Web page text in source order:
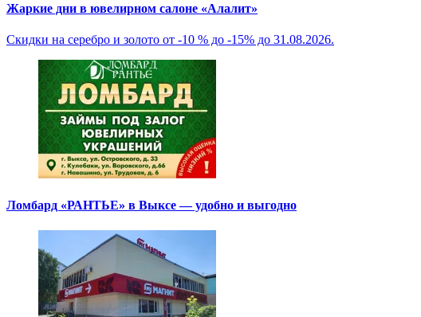
Жаркие дни в ювелирном салоне «Алалит»
Скидки на серебро и золото от -10 % до -15% до 31.08.2026.
Ломбард «РАНТЬЕ» в Выксе — удобно и выгодно